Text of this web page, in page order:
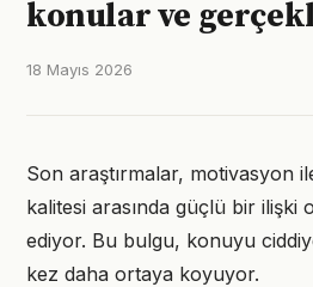
konular ve
18 Mayıs 2026
Son araştırmalar, motivasyon
kalitesi arasında güçlü bir ilişki
ediyor. Bu bulgu, konuyu
kez daha ortaya koyuyor.